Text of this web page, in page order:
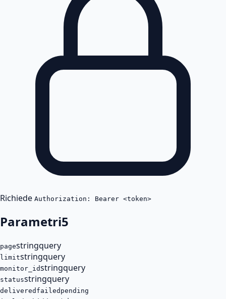
Richiede Authorization: Bearer <token>
Parametri5
pagestringquery
limitstringquery
monitor_idstringquery
statusstringquery
delivered failed pending